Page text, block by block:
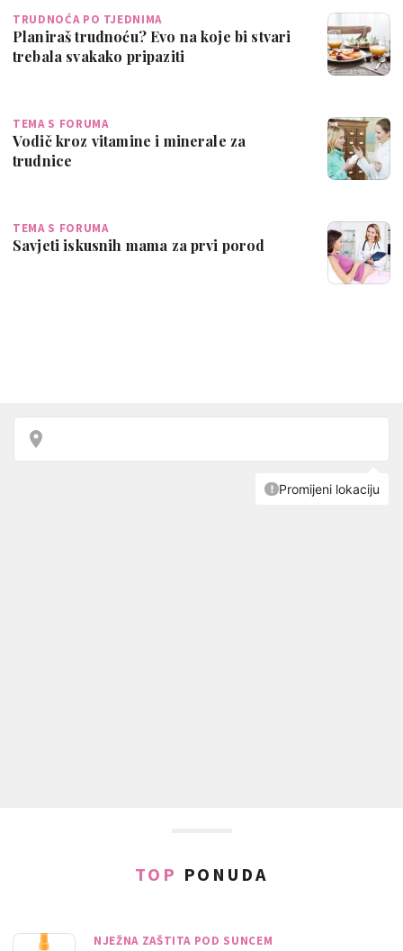
TRUDNOĆA PO TJEDNIMA
Planiraš trudnoću? Evo na koje bi stvari
trebala svakako pripaziti
TEMA S FORUMA
Vodič kroz vitamine i minerale za
trudnice
TEMA S FORUMA
Savjeti iskusnih mama za prvi porod
TOP PONUDA
NJEŽNA ZAŠTITA POD SUNCEM